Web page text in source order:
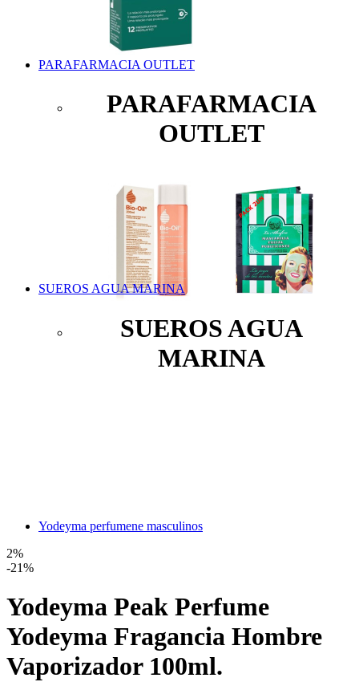
PARAFARMACIA OUTLET
PARAFARMACIA
OUTLET
SUEROS AGUA MARINA
SUEROS AGUA
MARINA
Yodeyma perfumene masculinos
2%
-21%
Yodeyma Peak Perfume
Yodeyma Fragancia Hombre
Vaporizador 100ml.